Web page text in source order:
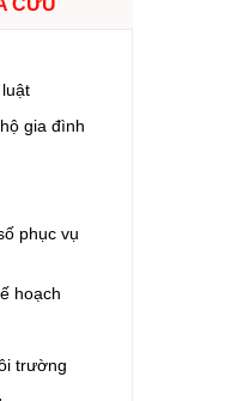
với 02 thửa
-Ngày hiệu lực:
nghề đối với
dục và nhân sự
CỨU
gia đình
phục vụ
hoạch
trường